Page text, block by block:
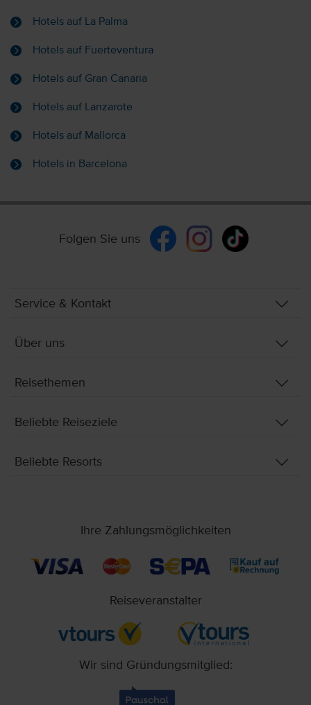
Hotels auf La Palma
Hotels auf Fuerteventura
Hotels auf Gran Canaria
Hotels auf Lanzarote
Hotels auf Mallorca
Hotels in Barcelona
Folgen Sie uns
Service & Kontakt
Über uns
Reisethemen
Beliebte Reiseziele
Beliebte Resorts
Ihre Zahlungsmöglichkeiten
Reiseveranstalter
Wir sind Gründungsmitglied: